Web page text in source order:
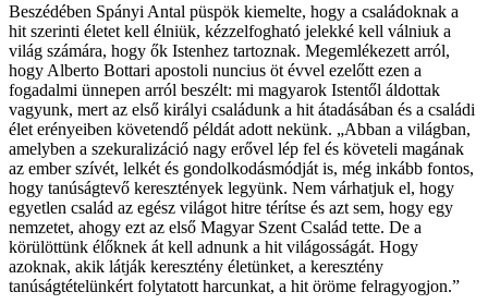
Beszédében Spányi Antal püspök kiemelte, hogy a családoknak a
hit szerinti életet kell élniük, kézzelfogható jelekké kell válniuk a
világ számára, hogy ők Istenhez tartoznak. Megemlékezett arról,
hogy Alberto Bottari apostoli nuncius öt évvel ezelőtt ezen a
fogadalmi ünnepen arról beszélt: mi magyarok Istentől áldottak
vagyunk, mert az első királyi családunk a hit átadásában és a családi
élet erényeiben követendő példát adott nekünk. „Abban a világban,
amelyben a szekuralizáció nagy erővel lép fel és követeli magának
az ember szívét, lelkét és gondolkodásmódját is, még inkább fontos,
hogy tanúságtevő keresztények legyünk. Nem várhatjuk el, hogy
egyetlen család az egész világot hitre térítse és azt sem, hogy egy
nemzetet, ahogy ezt az első Magyar Szent Család tette. De a
körülöttünk élőknek át kell adnunk a hit világosságát. Hogy
azoknak, akik látják keresztény életünket, a keresztény
tanúságtételünkért folytatott harcunkat, a hit öröme felragyogjon.”